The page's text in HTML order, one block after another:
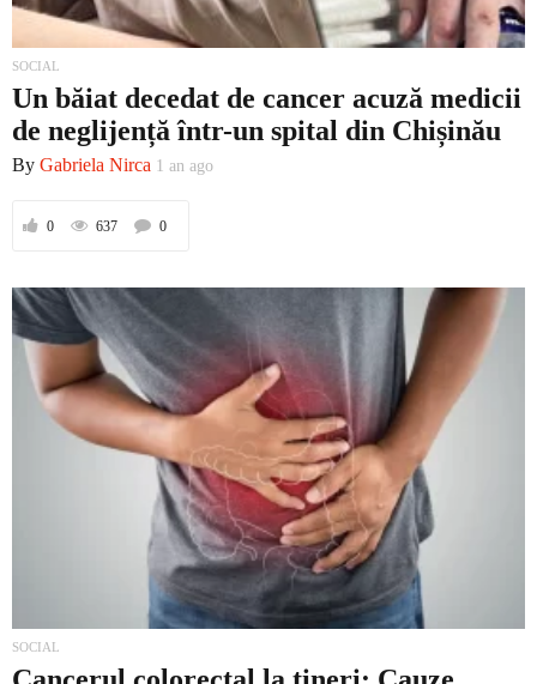
Economic
Contact
Prima
Politică
SOCIAL
Un băiat decedat de cancer acuză medicii
de neglijență într-un spital din Chișinău
By Gabriela Nirca 1 an ago
0 637 0
SOCIAL